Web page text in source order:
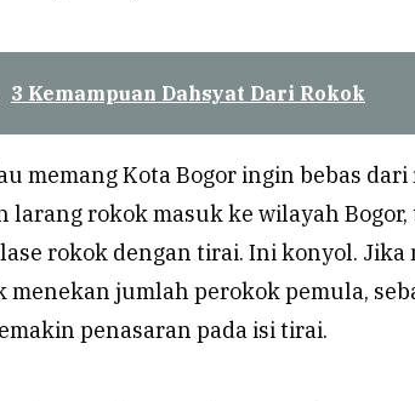
3 Kemampuan Dahsyat Dari Rokok
memang Kota Bogor ingin bebas dari
larang rokok masuk ke wilayah
rokok dengan tirai. Ini konyol. Jika
jumlah perokok pemula,
penasaran pada isi tirai.